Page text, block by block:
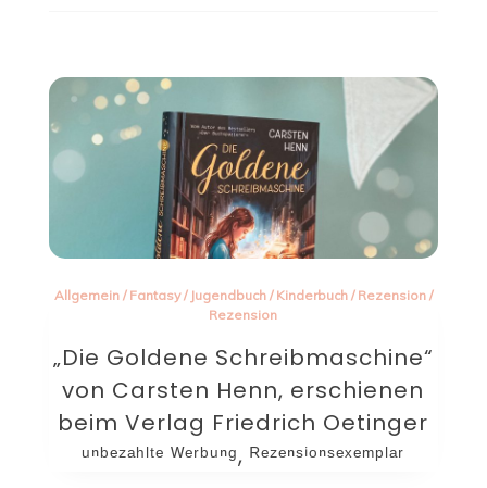
Allgemein/ Fantasy/ Jugendbuch/ Kinderbuch/ Rezension/
Rezension
„Die Goldene Schreibmaschine“
von Carsten Henn, erschienen
beim Verlag Friedrich Oetinger
ᵘⁿᵇᵉᶻᵃʰˡᵗᵉ ᵂᵉʳᵇᵘⁿᵍ, ᴿᵉᶻᵉⁿˢⁱᵒⁿˢᵉˣᵉᵐᵖˡᵃʳ